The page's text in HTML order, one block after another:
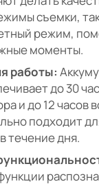
съемки,
режим,
моменты.
работы:
до 30
и до 12 часов
подходит
течение дня.